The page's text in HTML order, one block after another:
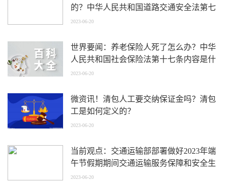
的？中华人民共和国道路交通安全法第七
十四条规定内容是什么？
2023-06-20
世界要闻：养老保险人死了怎么办？中华
人民共和国社会保险法第十七条内容是什
么？
2023-06-20
微资讯！清包人工要交纳保证金吗？清包
工是如何定义的？
2023-06-20
当前观点：交通运输部部署做好2023年端
午节假期期间交通运输服务保障和安全生
产工作
2023-06-20